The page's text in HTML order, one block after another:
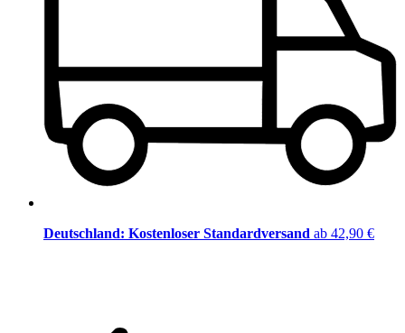
Deutschland: Kostenloser Standardversand ab 42,90 €